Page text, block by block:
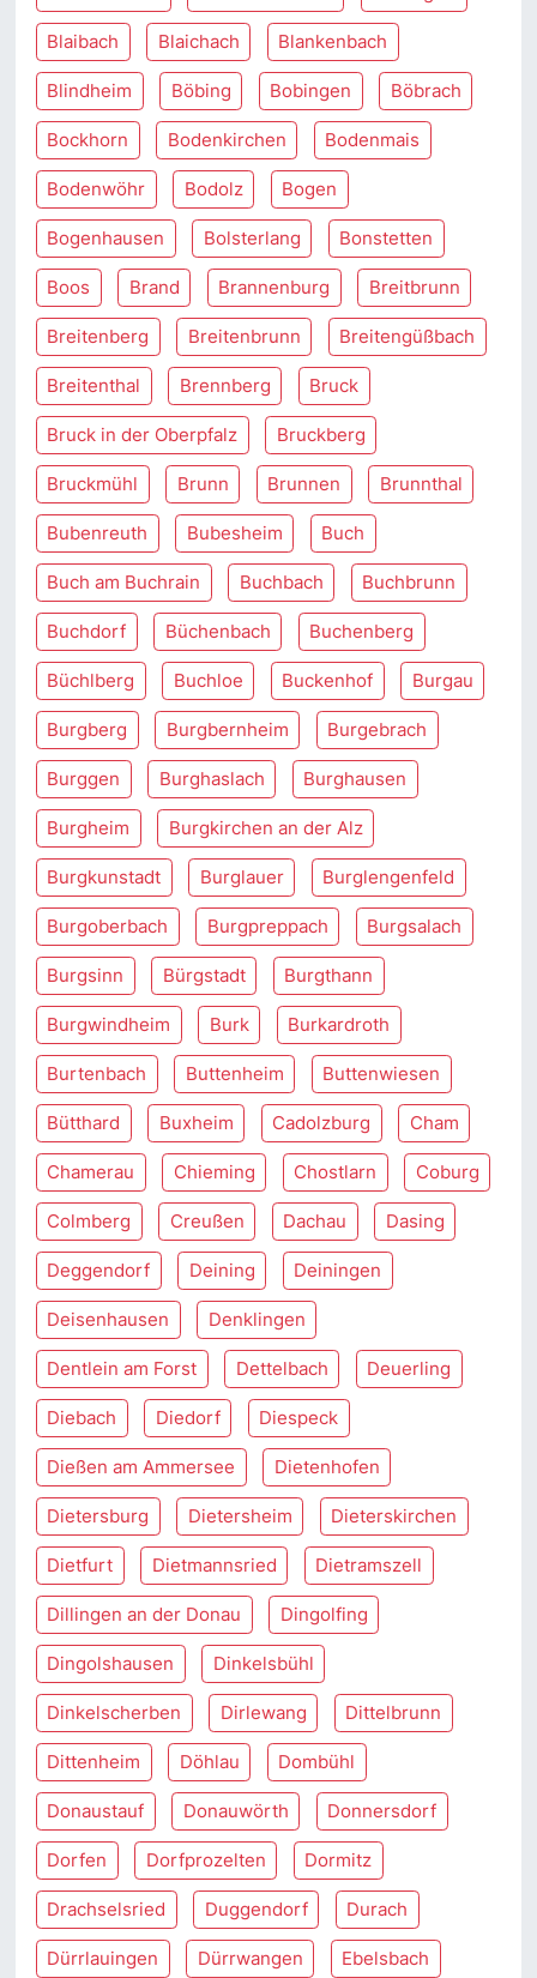
Blaibach Blaichach Blankenbach
Blindheim Böbing Bobingen Böbrach
Bockhorn Bodenkirchen Bodenmais
Bodenwöhr Bodolz Bogen
Bogenhausen Bolsterlang Bonstetten
Boos Brand Brannenburg Breitbrunn
Breitenberg Breitenbrunn Breitengüßbach
Breitenthal Brennberg Bruck
Bruck in der Oberpfalz Bruckberg
Bruckmühl Brunn Brunnen Brunnthal
Bubenreuth Bubesheim Buch
Buch am Buchrain Buchbach Buchbrunn
Buchdorf Büchenbach Buchenberg
Büchlberg Buchloe Buckenhof Burgau
Burgberg Burgbernheim Burgebrach
Burggen Burghaslach Burghausen
Burgheim Burgkirchen an der Alz
Burgkunstadt Burglauer Burglengenfeld
Burgoberbach Burgpreppach Burgsalach
Burgsinn Bürgstadt Burgthann
Burgwindheim Burk Burkardroth
Burtenbach Buttenheim Buttenwiesen
Bütthard Buxheim Cadolzburg Cham
Chamerau Chieming Chostlarn Coburg
Colmberg Creußen Dachau Dasing
Deggendorf Deining Deiningen
Deisenhausen Denklingen
Dentlein am Forst Dettelbach Deuerling
Diebach Diedorf Diespeck
Dießen am Ammersee Dietenhofen
Dietersburg Dietersheim Dieterskirchen
Dietfurt Dietmannsried Dietramszell
Dillingen an der Donau Dingolfing
Dingolshausen Dinkelsbühl
Dinkelscherben Dirlewang Dittelbrunn
Dittenheim Döhlau Dombühl
Donaustauf Donauwörth Donnersdorf
Dorfen Dorfprozelten Dormitz
Drachselsried Duggendorf Durach
Dürrlauingen Dürrwangen Ebelsbach